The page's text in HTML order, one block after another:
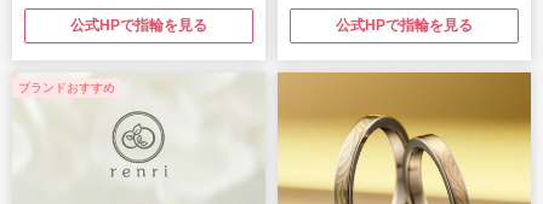
公式HPで指輪を見る 公式HPで指輪を見る
ブランドおすすめ